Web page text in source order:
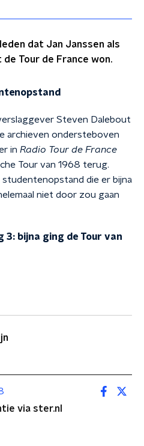
dat Jan Janssen als
Tour de France won.
Steven Dalebout
archieven ondersteboven
in Radio Tour de France
Tour van 1968 terug.
die er bijna
niet door zou gaan
3: bijna ging de Tour van
via ster.nl